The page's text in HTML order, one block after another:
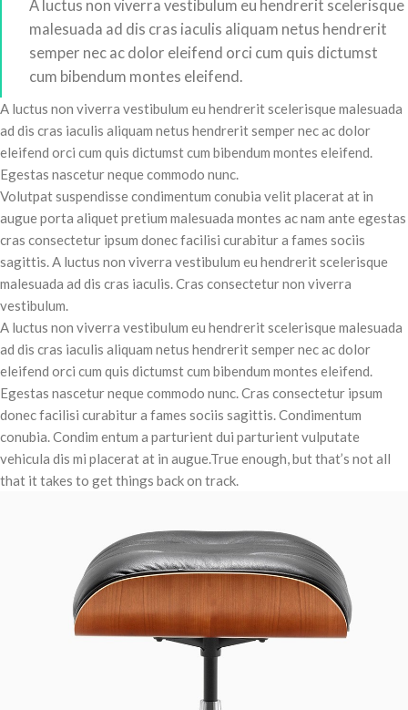
A luctus non viverra vestibulum eu hendrerit scelerisque
malesuada ad dis cras iaculis aliquam netus hendrerit
semper nec ac dolor eleifend orci cum quis dictumst
cum bibendum montes eleifend.
A luctus non viverra vestibulum eu hendrerit scelerisque malesuada
ad dis cras iaculis aliquam netus hendrerit semper nec ac dolor
eleifend orci cum quis dictumst cum bibendum montes eleifend.
Egestas nascetur neque commodo nunc.
Volutpat suspendisse condimentum conubia velit placerat at in
augue porta aliquet pretium malesuada montes ac nam ante egestas
cras consectetur ipsum donec facilisi curabitur a fames sociis
sagittis. A luctus non viverra vestibulum eu hendrerit scelerisque
malesuada ad dis cras iaculis. Cras consectetur non viverra
vestibulum.
A luctus non viverra vestibulum eu hendrerit scelerisque malesuada
ad dis cras iaculis aliquam netus hendrerit semper nec ac dolor
eleifend orci cum quis dictumst cum bibendum montes eleifend.
Egestas nascetur neque commodo nunc. Cras consectetur ipsum
donec facilisi curabitur a fames sociis sagittis. Condimentum
conubia. Condim entum a parturient dui parturient vulputate
vehicula dis mi placerat at in augue.True enough, but that’s not all
that it takes to get things back on track.